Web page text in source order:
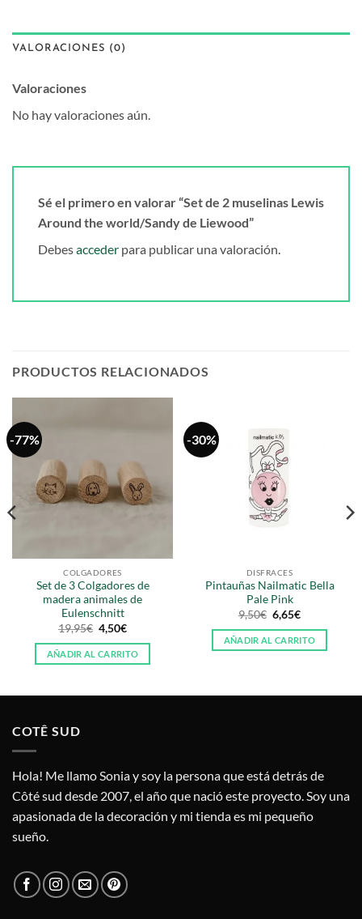
VALORACIONES (0)
Valoraciones
No hay valoraciones aún.
Sé el primero en valorar “Set de 2 muselinas Lewis
Around the world/Sandy de Liewood”
Debesacceder para publicar una valoración.
PRODUCTOS RELACIONADOS
-77%
COLGADORES
Set de 3 Colgadores de
madera animales de
Eulenschnitt
19,95€ El
precio
original
era:
4,50€El
actual
es:
AÑADIR AL CARRITO
-30%
DISFRACES
Pintauñas Nailmatic Bella
Pale Pink
9,50€ El
precio
original
era:
6,65€El
actual
es:
AÑADIR AL CARRITO
COTÊ SUD
Hola! Me llamo Sonia y soy la persona que está detrás de
Côté sud desde 2007, el año que nació este proyecto. Soy una
apasionada de la decoración y mi tienda es mi pequeño
sueño.